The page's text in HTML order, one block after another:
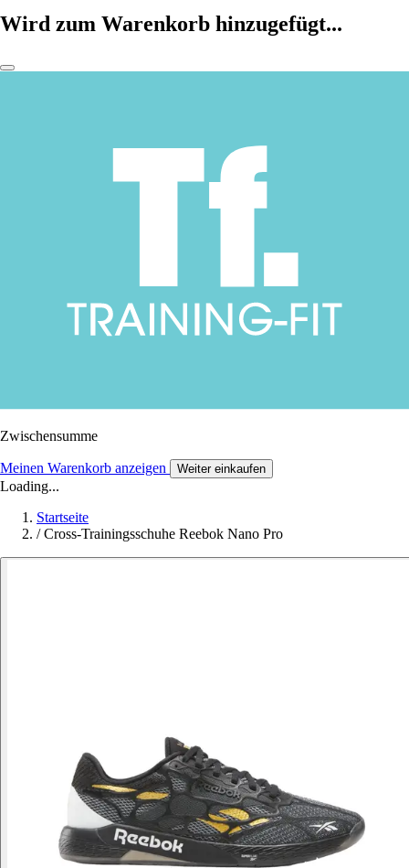
Wird zum Warenkorb hinzugefügt...
Zwischensumme
Meinen Warenkorb anzeigen Weiter einkaufen
Loading...
Startseite
/ Cross-Trainingsschuhe Reebok Nano Pro